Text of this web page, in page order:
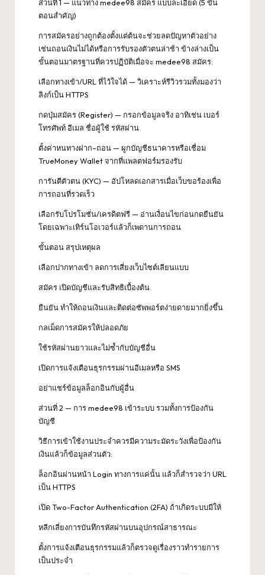
ส่วนที่ 1 — แนวทาง medee98 สมัคร แบบละเอียด (5 ขั้น
ตอนสำคัญ)
การสมัครอย่างถูกต้องตั้งแต่ต้นจะช่วยลดปัญหาตัวอย่าง
เช่นถอนเงินไม่ได้หรือการรับรองตัวตนล่าช้า ข้างล่างเป็น
ขั้นตอนมาตรฐานที่ควรปฏิบัติเมื่อจะ medee98 สมัคร:
เลือกทางเข้า/URL ที่ไว้ใจได้ — วิเคราะห์รีวิวรวมทั้งมองว่า
ลิงก์เป็น HTTPS
กดปุ่มสมัคร (Register) — กรอกข้อมูลจริง อาทิเช่น เบอร์
โทรศัพท์ อีเมล ชื่อผู้ใช้ รหัสผ่าน
ตั้งค่าหนทางฝาก–ถอน — ผูกบัญชีธนาคารหรือเชื่อม
TrueMoney Wallet จากที่แพลตฟอร์มรองรับ
การันตีตัวตน (KYC) — อัปโหลดเอกสารเมื่อเว็บขอร้องเพื่อ
การถอนที่รวดเร็ว
เลือกรับโปรโมชั่น/เครดิตฟรี — อ่านเงื่อนไขก่อนกดยืนยัน
โดยเฉพาะเทิร์นโอเวอร์แล้วก็เพดานการถอน
ขั้นตอน สรุปเหตุผล
เลือกปากทางเข้า ลดการเสี่ยงเว็บไซต์เลียนแบบ
สมัคร เปิดบัญชีและรับสิทธิเบื้องต้น
ยืนยัน ทำให้ถอนเงินและติดต่อซัพพอร์ตง่ายดายมากยิ่งขึ้น
กลเม็ดการสมัครให้ปลอดภัย
ใช้รหัสผ่านยาวและไม่ซ้ำกับบัญชีอื่น
เปิดการแจ้งเตือนธุรกรรมผ่านอีเมลหรือ SMS
อย่าแชร์ข้อมูลล็อกอินกับผู้อื่น
ส่วนที่ 2 — การ medee98 เข้าระบบ รวมทั้งการป้องกัน
บัญชี
วิธีการเข้าใช้งานประจำควรมีความระมัดระวังเพื่อป้องกัน
เงินแล้วก็ข้อมูลส่วนตัว:
ล็อกอินผ่านหน้า Login ทางการแค่นั้น แล้วก็สำรวจว่า URL
เป็น HTTPS
เปิด Two-Factor Authentication (2FA) ถ้าเกิดระบบมีให้
หลีกเลี่ยงการบันทึกรหัสผ่านบนอุปกรณ์สาธารณะ
ตั้งการแจ้งเตือนธุรกรรมแล้วก็ตรวจดูเรื่องราวทำรายการ
เป็นประจำ